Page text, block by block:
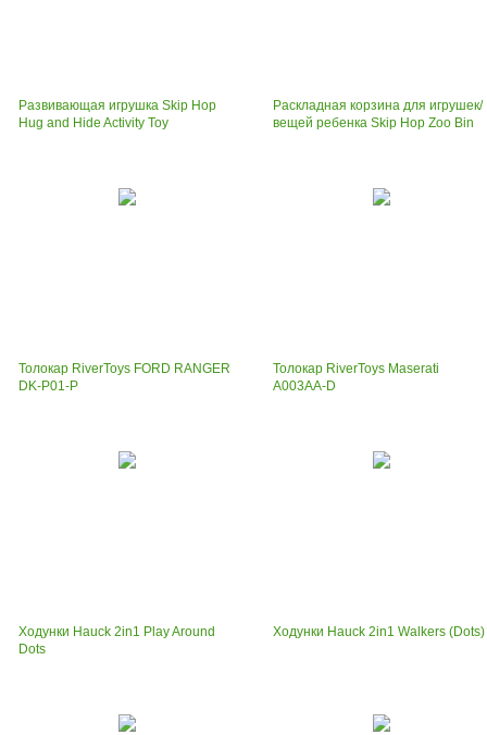
Развивающая игрушка Skip Hop
Hug and Hide Activity Toy
Раскладная корзина для игрушек/
вещей ребенка Skip Hop Zoo Bin
Толокар RiverToys FORD RANGER
DK-P01-P
Толокар RiverToys Maserati
A003AA-D
Ходунки Hauck 2in1 Play Around
Dots
Ходунки Hauck 2in1 Walkers (Dots)